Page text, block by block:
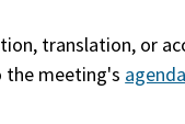
translation, or
the meeting's agenda